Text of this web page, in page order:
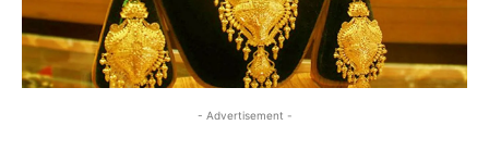
- Advertisement -